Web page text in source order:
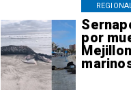
por